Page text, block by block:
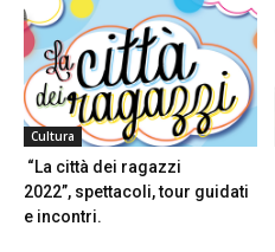
Cultura
“La città dei ragazzi
2022”, spettacoli, tour guidati
e incontri.